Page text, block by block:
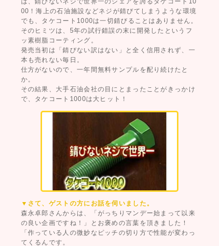
00！海上の石油施設などネジが錆びてしまうような環境
でも、タケコート1000は一切錆びることはありません。
そのヒミツは、5年の試行錯誤の末に開発したというフ
ッ素樹脂コーティング。
発売当初は「錆びない訳はない」と全く信用されず、一
本も売れない毎日。
仕方がないので、一年間無料サンプルを配り続けたと
か。
その結果、大手石油会社の目にとまったことがきっかけ
で、タケコート1000は大ヒット！
▼さて、ゲストの方にお話を伺いました。
森永卓郎さんからは、「がっちりマンデー始まって以来
の良い企画ですね！」とお褒めの言葉を頂きました！
「作っている人の微妙なピッチの切り方で性能が変わっ
てくるんです。